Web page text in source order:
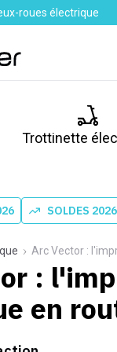
roues électrique
Trottinette
SOLDES
Arc Vector :
:
en